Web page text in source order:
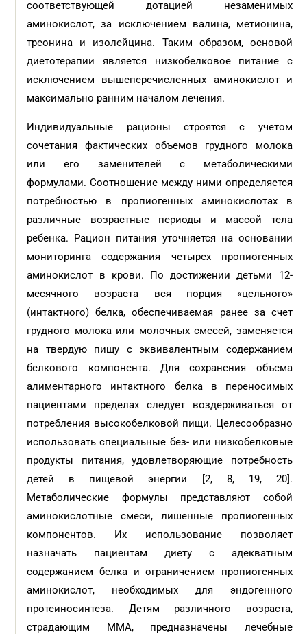
cоответствующей дотацией незаменимых
аминокислот, за исключением валина, метионина,
треонина и изолейцина. Таким образом, основой
диетотерапии является низкобелковое питание с
исключением вышеперечисленных аминокислот и
максимально ранним началом лечения.
Индивидуальные рационы строятся с учетом
сочетания фактических объемов грудного молока
или его заменителей с метаболическими
формулами. Соотношение между ними определяется
потребностью в пропиогенных аминокислотах в
различные возрастные периоды и массой тела
ребенка. Рацион питания уточняется на основании
мониторинга содержания четырех пропиогенных
аминокислот в крови. По достижении детьми 12-
месячного возраста вся порция «цельного»
(интактного) белка, обеспечиваемая ранее за счет
грудного молока или молочных cмесей, заменяется
на твердую пищу с эквивалентным содержанием
белкового компонента. Для сохранения объема
алиментарного интактного белка в переносимых
пациентами пределах следует воздерживаться от
потребления высокобелковой пищи. Целесообразно
использовать специальные без- или низкобелковые
продукты питания, удовлетворяющие потребность
детей в пищевой энергии [2, 8, 19, 20].
Метаболические формулы представляют собой
аминокислотные смеси, лишенные пропиогенных
компонентов. Их использование позволяет
назначать пациентам диету с адекватным
содержанием белка и ограничением пропиогенных
аминокислот, необходимых для эндогенного
протеиносинтеза. Детям различного возраста,
страдающим ММА, предназначены лечебные